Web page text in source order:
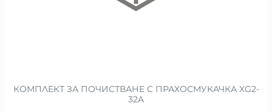
КОМПЛЕКТ ЗА ПОЧИСТВАНЕ С ПРАХОСМУКАЧКА XG2-
32A